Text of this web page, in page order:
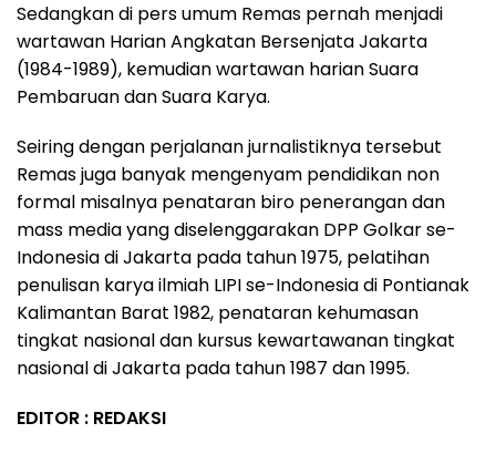
Sedangkan di pers umum Remas pernah menjadi
wartawan Harian Angkatan Bersenjata Jakarta
(1984-1989), kemudian wartawan harian Suara
Pembaruan dan Suara Karya.
Seiring dengan perjalanan jurnalistiknya tersebut
Remas juga banyak mengenyam pendidikan non
formal misalnya penataran biro penerangan dan
mass media yang diselenggarakan DPP Golkar se-
Indonesia di Jakarta pada tahun 1975, pelatihan
penulisan karya ilmiah LIPI se-Indonesia di Pontianak
Kalimantan Barat 1982, penataran kehumasan
tingkat nasional dan kursus kewartawanan tingkat
nasional di Jakarta pada tahun 1987 dan 1995.
EDITOR : REDAKSI